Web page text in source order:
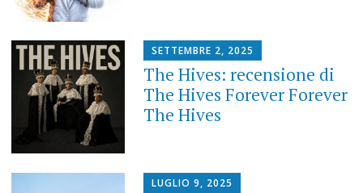
SETTEMBRE 2, 2025
The Hives: recensione di
The Hives Forever Forever
The Hives
LUGLIO 9, 2025